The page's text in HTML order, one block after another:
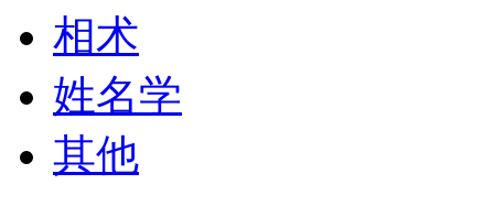
相术
姓名学
其他